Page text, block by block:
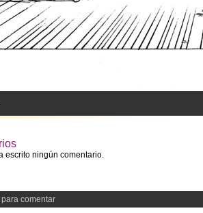
escrito ningún comentario.
comentar